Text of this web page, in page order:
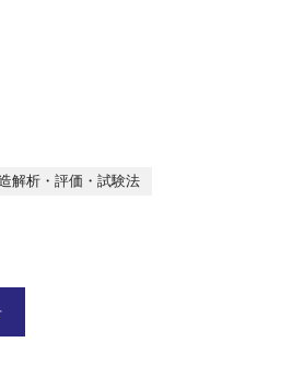
解析・評価・試験法